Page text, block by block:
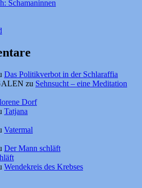
Schamaninnen
Das Politikverbot in der Schlaraffia
zu Sehnsucht – eine Meditation
Dorf
Tatjana
Vatermal
Der Mann schläft
Wendekreis des Krebses